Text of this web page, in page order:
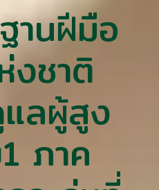
านฝีมือ
งชาติ
แลผู้สูง
ภาค